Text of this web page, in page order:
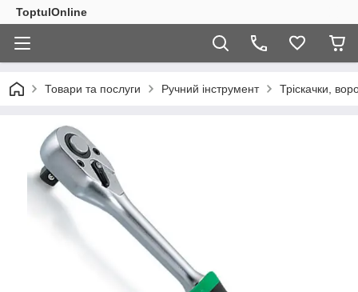
ToptulOnline
Товари та послуги Ручний інструмент Тріскачки,